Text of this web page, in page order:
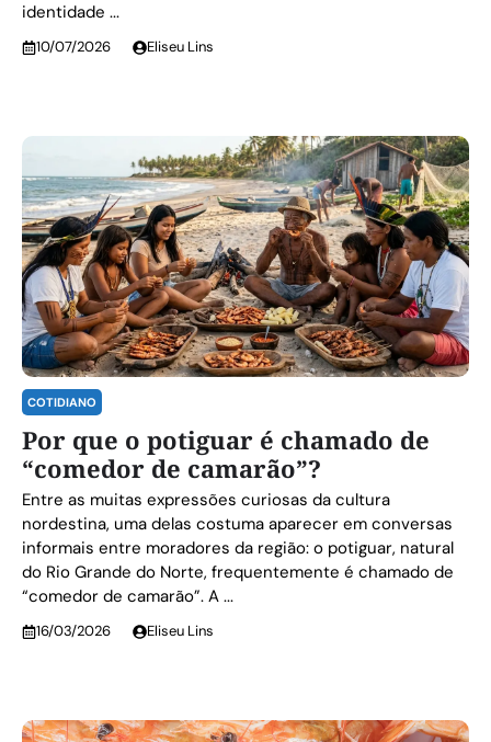
identidade ...
10/07/2026 Eliseu Lins
COTIDIANO
Por que o potiguar é chamado de
“comedor de camarão”?
Entre as muitas expressões curiosas da cultura
nordestina, uma delas costuma aparecer em conversas
informais entre moradores da região: o potiguar, natural
do Rio Grande do Norte, frequentemente é chamado de
“comedor de camarão”. A ...
16/03/2026 Eliseu Lins